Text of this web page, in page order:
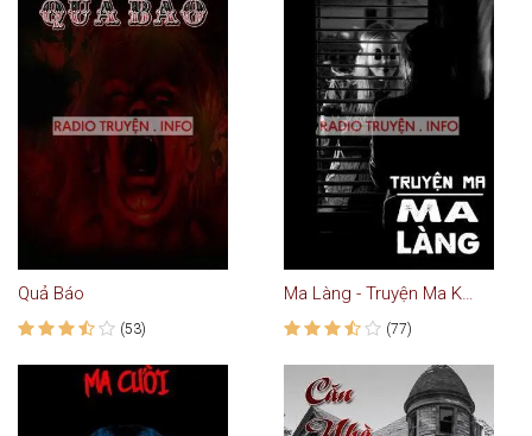
Quả Báo
(53)
Ma Làng - Truyện Ma Kinh Dị
(77)